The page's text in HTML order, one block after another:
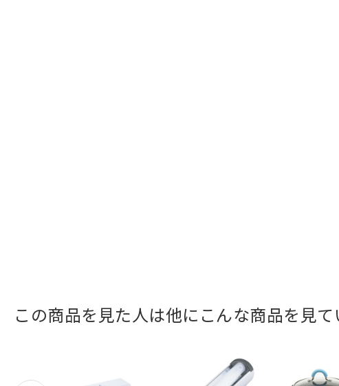
この商品を見た人は他にこんな商品を見て